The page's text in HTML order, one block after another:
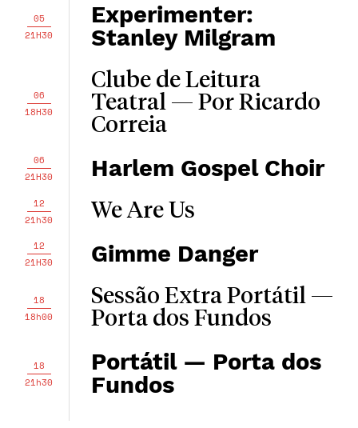
05
21H30
Experimenter:
Stanley Milgram
06
18H30
Clube de Leitura
Teatral — Por Ricardo
Correia
06
21H30
Harlem Gospel Choir
12
21h30
We Are Us
12
21H30
Gimme Danger
18
18h00
Sessão Extra Portátil —
Porta dos Fundos
18
21h30
Portátil — Porta dos
Fundos